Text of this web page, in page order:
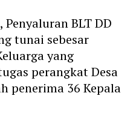
BLT DD
tunai sebesar
yang
perangkat Desa
penerima 36 Kepala